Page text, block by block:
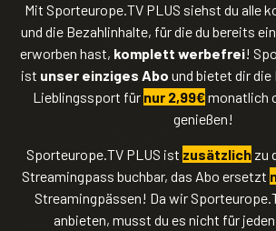
Mit Sporteurope.TV PLUS siehst du alle
und die Bezahlinhalte, für die du bereits
erworben hast, komplett werbefrei!
ist unser einziges Abo und bietet dir die
Lieblingssport für nur 2,99€monatlich
genießen!
Sporteurope.TV PLUS ist zusätzlich zu
Streamingpass buchbar, das Abo ersetzt
Streamingpässen! Da wir
anbieten, musst du es nicht für